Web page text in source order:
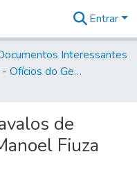
Entrar
Interessantes
Volume 92 - Ofícios do General D. Luiz aos diversos funcionários da Capitania (1768- 1772)
de
Fiuza